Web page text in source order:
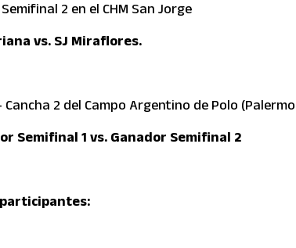
2 en el CHM San Jorge
vs. SJ Miraflores.
2 del Campo Argentino de Polo
Semifinal 1 vs. Ganador Semifinal 2